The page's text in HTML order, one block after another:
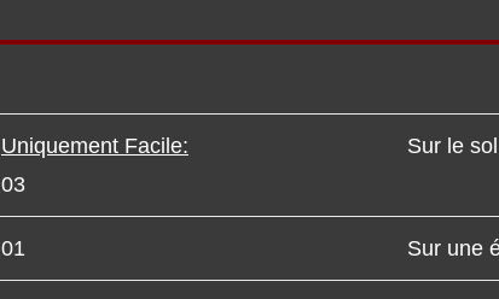
Uniquement Facile:
03
Sur le
01 Sur une